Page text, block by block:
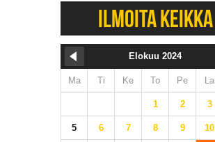
ILMOITA KEIKKA
Elokuu 2024
Ma Ti Ke To Pe La
1 2 3
5 6 7 8 9 10